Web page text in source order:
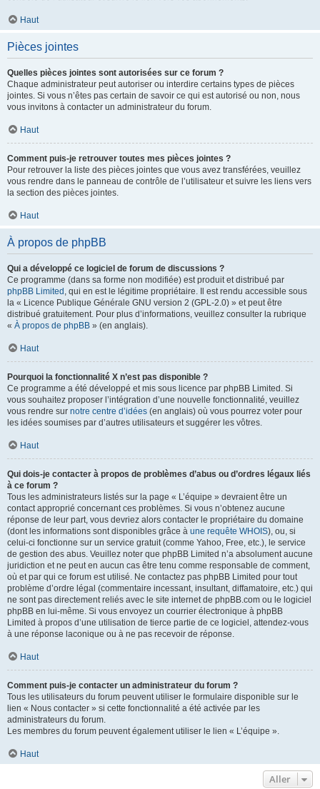
Haut
Pièces jointes
Quelles pièces jointes sont autorisées sur ce forum ?
Chaque administrateur peut autoriser ou interdire certains types de pièces
jointes. Si vous n’êtes pas certain de savoir ce qui est autorisé ou non, nous
vous invitons à contacter un administrateur du forum.
Haut
Comment puis-je retrouver toutes mes pièces jointes ?
Pour retrouver la liste des pièces jointes que vous avez transférées, veuillez
vous rendre dans le panneau de contrôle de l’utilisateur et suivre les liens vers
la section des pièces jointes.
Haut
À propos de phpBB
Qui a développé ce logiciel de forum de discussions ?
Ce programme (dans sa forme non modifiée) est produit et distribué par
phpBB Limited , qui en est le légitime propriétaire. Il est rendu accessible sous
la « Licence Publique Générale GNU version 2 (GPL-2.0) » et peut être
distribué gratuitement. Pour plus d’informations, veuillez consulter la rubrique
« À propos de phpBB » (en anglais).
Haut
Pourquoi la fonctionnalité X n’est pas disponible ?
Ce programme a été développé et mis sous licence par phpBB Limited. Si
vous souhaitez proposer l’intégration d’une nouvelle fonctionnalité, veuillez
vous rendre sur notre centre d’idées (en anglais) où vous pourrez voter pour
les idées soumises par d’autres utilisateurs et suggérer les vôtres.
Haut
Qui dois-je contacter à propos de problèmes d’abus ou d’ordres légaux liés
à ce forum ?
Tous les administrateurs listés sur la page « L’équipe » devraient être un
contact approprié concernant ces problèmes. Si vous n’obtenez aucune
réponse de leur part, vous devriez alors contacter le propriétaire du domaine
(dont les informations sont disponibles grâce à une requête WHOIS), ou, si
celui-ci fonctionne sur un service gratuit (comme Yahoo, Free, etc.), le service
de gestion des abus. Veuillez noter que phpBB Limited n’a absolument aucune
juridiction et ne peut en aucun cas être tenu comme responsable de comment,
où et par qui ce forum est utilisé. Ne contactez pas phpBB Limited pour tout
problème d’ordre légal (commentaire incessant, insultant, diffamatoire, etc.) qui
ne sont pas directement reliés avec le site internet de phpBB.com ou le logiciel
phpBB en lui-même. Si vous envoyez un courrier électronique à phpBB
Limited à propos d’une utilisation de tierce partie de ce logiciel, attendez-vous
à une réponse laconique ou à ne pas recevoir de réponse.
Haut
Comment puis-je contacter un administrateur du forum ?
Tous les utilisateurs du forum peuvent utiliser le formulaire disponible sur le
lien « Nous contacter » si cette fonctionnalité a été activée par les
administrateurs du forum.
Les membres du forum peuvent également utiliser le lien « L’équipe ».
Haut
Aller